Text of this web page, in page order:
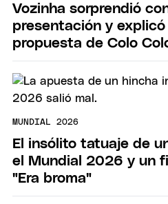
Vozinha sorprendió
presentación y
propuesta de Colo
MUNDIAL 2026
El insólito tatuaje de
el Mundial 2026 y un
"Era broma"